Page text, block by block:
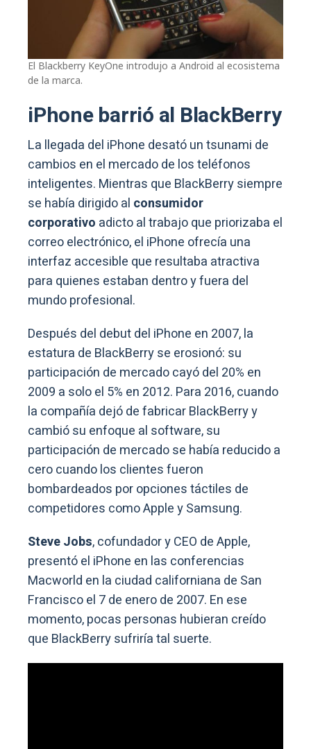
El Blackberry KeyOne introdujo a Android al ecosistema
de la marca.
iPhone barrió al BlackBerry
La llegada del iPhone desató un tsunami de
cambios en el mercado de los teléfonos
inteligentes. Mientras que BlackBerry siempre
se había dirigido al consumidor
corporativo adicto al trabajo que priorizaba el
correo electrónico, el iPhone ofrecía una
interfaz accesible que resultaba atractiva
para quienes estaban dentro y fuera del
mundo profesional.
Después del debut del iPhone en 2007, la
estatura de BlackBerry se erosionó: su
participación de mercado cayó del 20% en
2009 a solo el 5% en 2012. Para 2016, cuando
la compañía dejó de fabricar BlackBerry y
cambió su enfoque al software, su
participación de mercado se había reducido a
cero cuando los clientes fueron
bombardeados por opciones táctiles de
competidores como Apple y Samsung.
Steve Jobs, cofundador y CEO de Apple,
presentó el iPhone en las conferencias
Macworld en la ciudad californiana de San
Francisco el 7 de enero de 2007. En ese
momento, pocas personas hubieran creído
que BlackBerry sufriría tal suerte.